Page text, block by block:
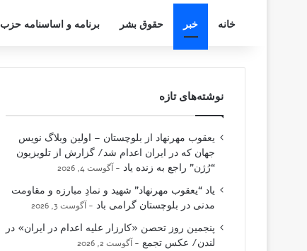
خانه خبر حقوق بشر برنامه و اساسنامه حزب
نوشته‌های تازه
یعقوب مهرنهاد از بلوچستان – اولین وبلاگ نویس
جهان که در ایران اعدام شد/ گزارش از تلویزیون
“رُژن” راجع به زنده یاد
آگوست 4, 2026
یاد “یعقوب مهرنهاد” شهید و نمادِ مبارزه و مقاومت
مدنی در بلوچستان گرامی باد
آگوست 3, 2026
پنجمین روز تحصن «کارزار علیه اعدام در ایران» در
لندن/ عکس تجمع
آگوست 2, 2026